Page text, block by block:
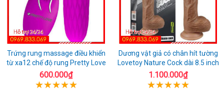
Trứng rung massage điều khiển
từ xa12 chế độ rung Pretty Love
600.000₫
Dương vật giả có chân hít tường
Lovetoy Nature Cock dài 8.5 inch
1.100.000₫